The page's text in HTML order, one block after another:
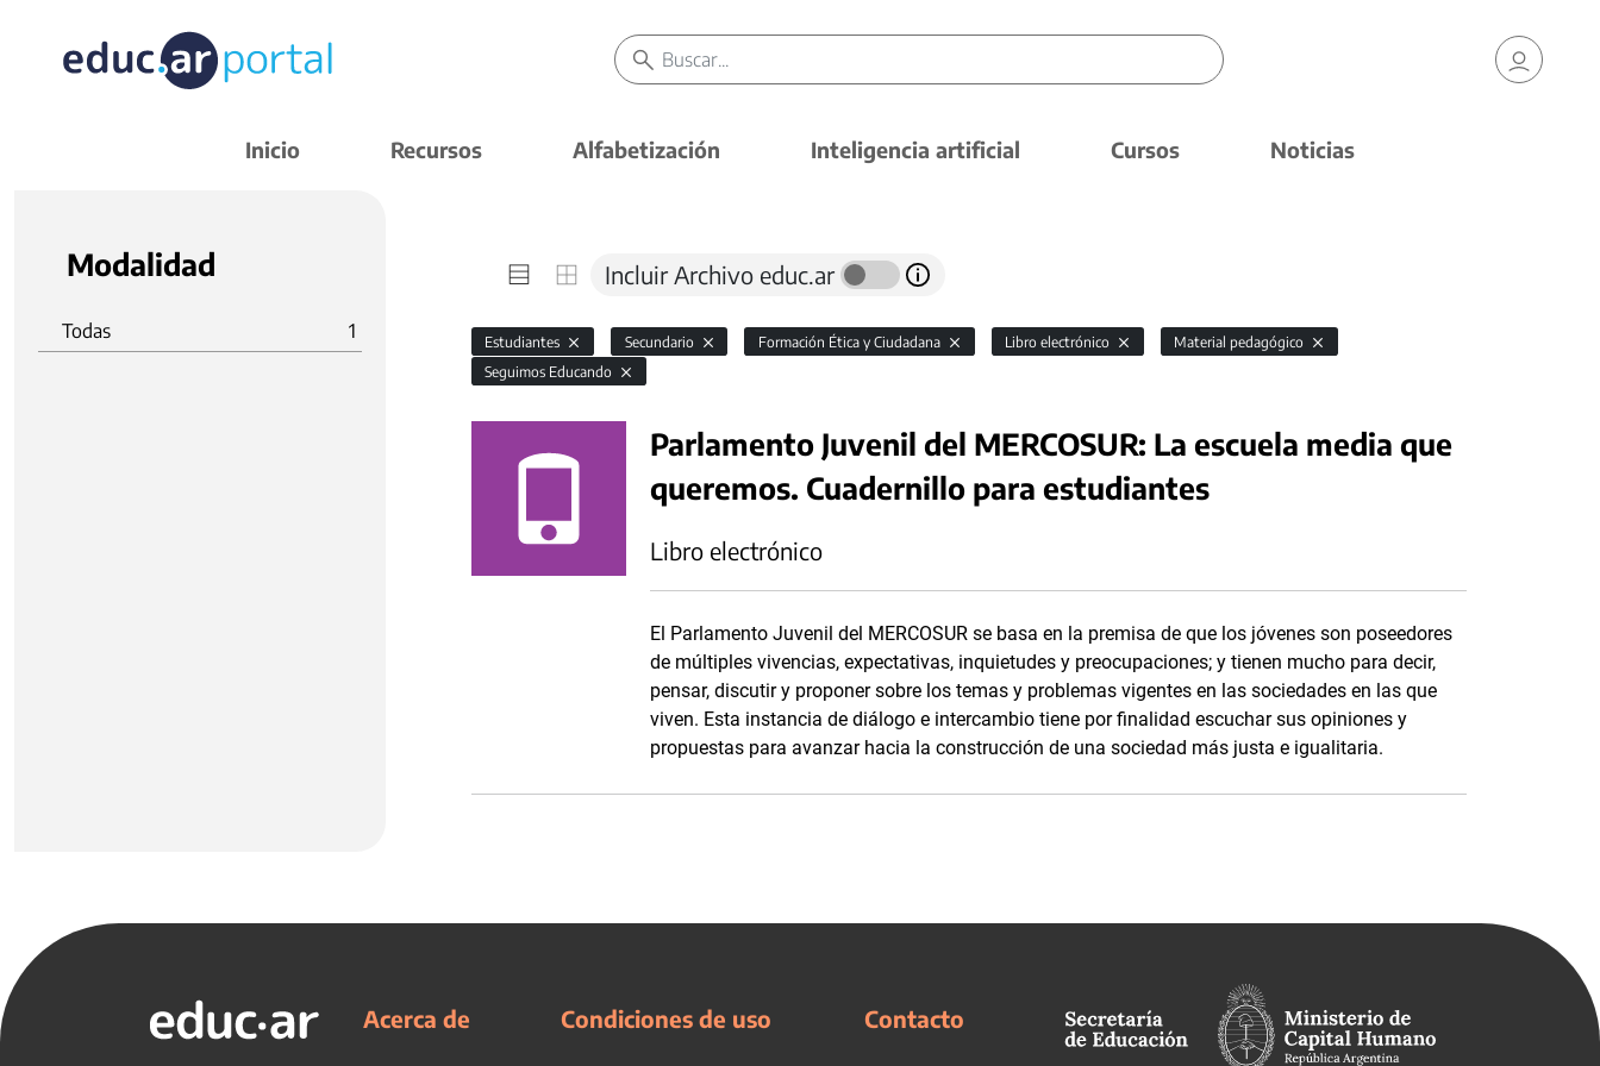
Inicio Recursos Alfabetización Inteligencia artificial Cursos Noticias
Modalidad
Todas 1
Incluir Archivo educ.ar
Estudiantes Secundario Formación Ética y Ciudadana Libro electrónico
Material pedagógico
Seguimos Educando
Parlamento Juvenil del MERCOSUR: La escuela media que
queremos. Cuadernillo para estudiantes
Libro electrónico
El Parlamento Juvenil del MERCOSUR se basa en la premisa de que los jóvenes son poseedores
de múltiples vivencias, expectativas, inquietudes y preocupaciones; y tienen mucho para decir,
pensar, discutir y proponer sobre los temas y problemas vigentes en las sociedades en las que
viven. Esta instancia de diálogo e intercambio tiene por finalidad escuchar sus opiniones y
propuestas para avanzar hacia la construcción de una sociedad más justa e igualitaria.
Acerca de Condiciones de uso Contacto